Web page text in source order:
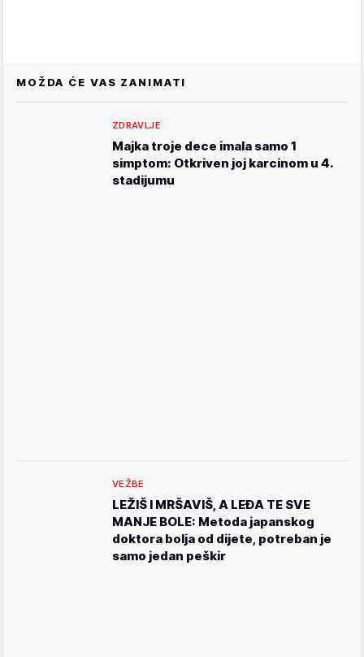
MOŽDA ĆE VAS ZANIMATI
ZDRAVLJE
Majka troje dece imala samo 1
simptom: Otkriven joj karcinom u 4.
stadijumu
VEŽBE
LEŽIŠ I MRŠAVIŠ, A LEĐA TE SVE
MANJE BOLE: Metoda japanskog
doktora bolja od dijete, potreban je
samo jedan peškir